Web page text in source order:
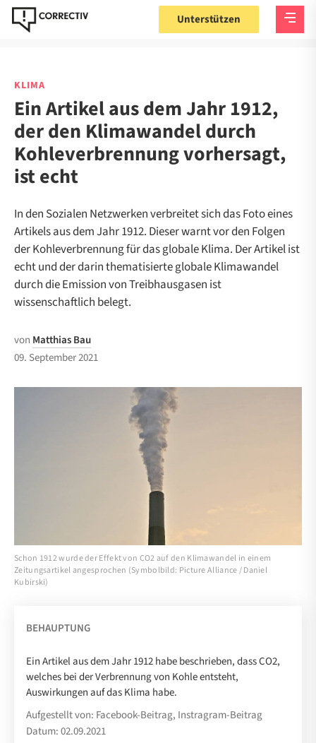
Unterstützen
KLIMA
Ein Artikel aus dem Jahr 1912,
der den Klimawandel durch
Kohleverbrennung vorhersagt,
ist echt
In den Sozialen Netzwerken verbreitet sich das Foto eines
Artikels aus dem Jahr 1912. Dieser warnt vor den Folgen
der Kohleverbrennung für das globale Klima. Der Artikel ist
echt und der darin thematisierte globale Klimawandel
durch die Emission von Treibhausgasen ist
wissenschaftlich belegt.
von Matthias Bau
09. September 2021
Schon 1912 wurde der Effekt von CO2 auf den Klimawandel in einem
Zeitungsartikel angesprochen (Symbolbild: Picture Alliance / Daniel
Kubirski)
BEHAUPTUNG
Ein Artikel aus dem Jahr 1912 habe beschrieben, dass CO2,
welches bei der Verbrennung von Kohle entsteht,
Auswirkungen auf das Klima habe.
Aufgestellt von: Facebook-Beitrag, Instragram-Beitrag
Datum: 02.09.2021